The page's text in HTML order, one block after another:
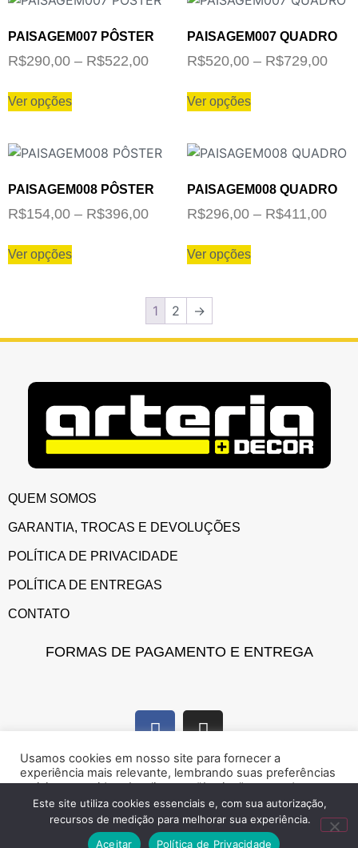
PAISAGEM007 PÔSTER
R$290,00 – R$522,00
Ver opções
PAISAGEM007 QUADRO
R$520,00 – R$729,00
Ver opções
PAISAGEM008 PÔSTER
R$154,00 – R$396,00
Ver opções
PAISAGEM008 QUADRO
R$296,00 – R$411,00
Ver opções
1 2 →
QUEM SOMOS
GARANTIA, TROCAS E DEVOLUÇÕES
POLÍTICA DE PRIVACIDADE
POLÍTICA DE ENTREGAS
CONTATO
FORMAS DE PAGAMENTO E ENTREGA
Marque presença na web!
Usamos cookies em nosso site para fornecer a
experiência mais relevante, lembrando suas preferências
e visitas repetidas. Ao clicar em “Aceitar”, concorda com a
utilização de cookies.
Aceitar
Este site utiliza cookies essenciais e, com sua autorização,
recursos de medição para melhorar sua experiência.
Aceitar
Política de Privacidade